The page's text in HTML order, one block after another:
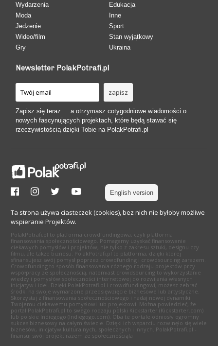
Wydarzenia
Moda
Jedzenie
Wideo/film
Gry
Edukacja
Inne
Sport
Stan wyjątkowy
Ukraina
Newsletter PolakPotrafi.pl
Zapisz się teraz ... a otrzymasz cotygodniowe wiadomości o
nowych fascynujących projektach, które będą stawać się
rzeczywistością dzięki Tobie na PolakPotrafi.pl
English version
Ta strona używa ciasteczek (cookies), bez nich nie byłoby możliwe
wspieranie Projektów.
PolakPotrafi.pl to platforma crowdfundingowa, czyli platforma
finansowania społecznościowego. Pomagamy uzyskać finansowanie
ciekawych pomysłów i projektów, nie tylko z zakresu sztuki, designu czy
filmu, ale także biznesu. PolakPotrafi.pl to platforma, dzięki której
sfinansujesz swój pomysł poprzez crowdfunding i crowdsourcing zarazem.
Crowdfunding to sposób finansowania różnego rodzaju projektów przy
współpracy ze społecznością, natomiast crowdsourcing to wykorzystanie
wiedzy i pomysłów społeczności internetowej do rozwijania własnych
inicjatyw i idei. Dzięki PolakPotrafi.pl i crowdfundingowi, możesz zebrać
środki na swoje wymarzone przedsięwzięcie biznesowe lub artystyczne.
Skorzystaj z finansowania społecznościowego i nadaj nowej dynamiki
Twojemu ciekawemu pomysłowi lub projektowi. Można powiedzieć, że
portal PolakPotrafi.pl to swego rodzaju polski Kickstarter (Kickstarter.com)
lub polskie Indiegogo (Indiegogo.com). Oba te portale odniosły ogromny
sukces biznesowy na całym świecie. Dzięki ich wsparciu rozwinęło się wiele
biznesów, inicjatyw kulturalnych, społecznych i innych. PolakPotrafi.pl -
finansuj swój projekt razem ze społecznością!a